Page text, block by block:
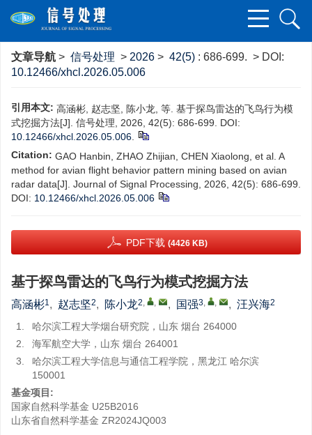
文章导航 > 信号处理 > 2026 > 42(5) : 686-699. > DOI:
10.12466/xhcl.2026.05.006
引用本文: 高涵彬, 赵志坚, 陈小龙, 等. 基于探鸟雷达的飞鸟行为模
式挖掘方法[J]. 信号处理, 2026, 42(5): 686-699. DOI:
10.12466/xhcl.2026.05.006
Citation: GAO Hanbin, ZHAO Zhijian, CHEN Xiaolong, et al. A
method for avian flight behavior pattern mining based on avian
radar data[J]. Journal of Signal Processing, 2026, 42(5): 686-699.
DOI: 10.12466/xhcl.2026.05.006
PDF下载 (4426 KB)
基于探鸟雷达的飞鸟行为模式挖掘方法
高涵彬1, 赵志坚2, 陈小龙2, , , 国强3, , , 汪兴海2
1.
哈尔滨工程大学烟台研究院，山东 烟台 264000
2.
海军航空大学，山东 烟台 264001
3.
哈尔滨工程大学信息与通信工程学院，黑龙江 哈尔滨
150001
基金项目:
国家自然科学基金 U25B2016
山东省自然科学基金 ZR2024JQ003